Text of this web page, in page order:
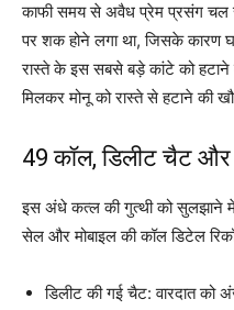
काफी समय से अवैध प्रेम प्रसंग चल
पर शक होने लगा था, जिसके कारण
रास्ते के इस सबसे बड़े कांटे को
मिलकर मोनू को रास्ते से हटाने की
49 कॉल, डिलीट चैट और
इस अंधे कत्ल की गुत्थी को सुलझाने
सेल और मोबाइल की कॉल डिटेल
डिलीट की गई चैट: वारदात को